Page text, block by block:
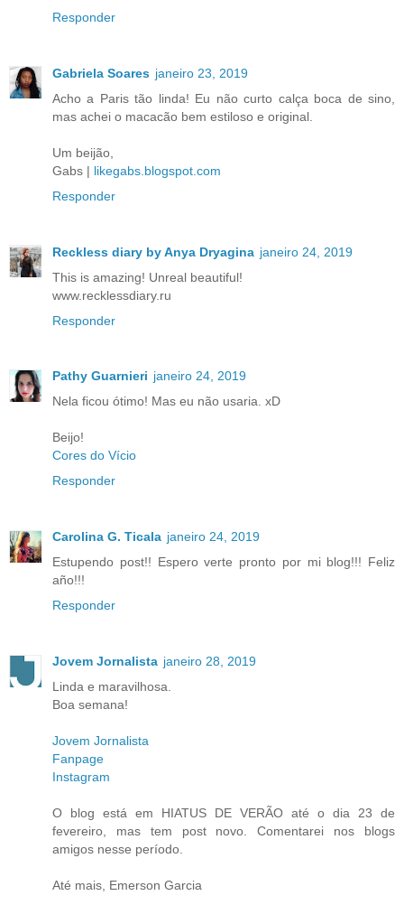
Responder
Gabriela Soares janeiro 23, 2019
Acho a Paris tão linda! Eu não curto calça boca de sino,
mas achei o macacão bem estiloso e original.
Um beijão,
Gabs | likegabs.blogspot.com
Responder
Reckless diary by Anya Dryagina janeiro 24, 2019
This is amazing! Unreal beautiful!
www.recklessdiary.ru
Responder
Pathy Guarnieri janeiro 24, 2019
Nela ficou ótimo! Mas eu não usaria. xD
Beijo!
Cores do Vício
Responder
Carolina G. Ticala janeiro 24, 2019
Estupendo post!! Espero verte pronto por mi blog!!! Feliz
año!!!
Responder
Jovem Jornalista janeiro 28, 2019
Linda e maravilhosa.
Boa semana!
Jovem Jornalista
Fanpage
Instagram
O blog está em HIATUS DE VERÃO até o dia 23 de
fevereiro, mas tem post novo. Comentarei nos blogs
amigos nesse período.
Até mais, Emerson Garcia